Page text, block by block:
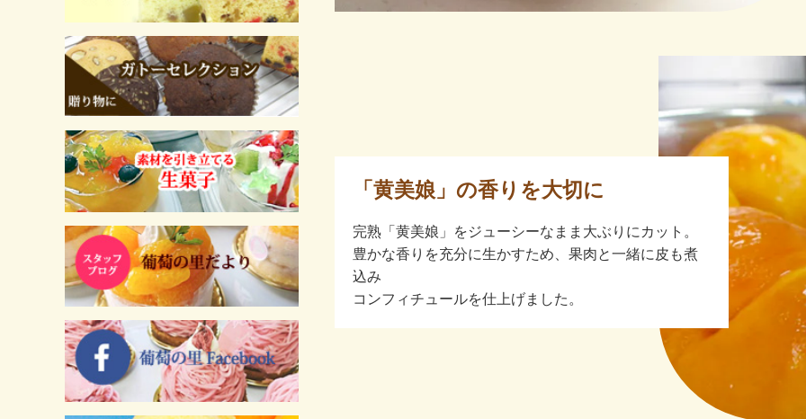
「黄美娘」の香りを大切に
完熟「黄美娘」をジューシーなまま大ぶりにカット。
豊かな香りを充分に生かすため、果肉と一緒に皮も煮
込み
コンフィチュールを仕上げました。